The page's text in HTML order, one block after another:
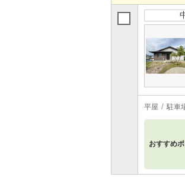
平屋 駐車
おすすめ